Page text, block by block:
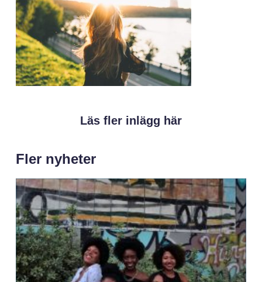
Läs fler inlägg här
Fler nyheter